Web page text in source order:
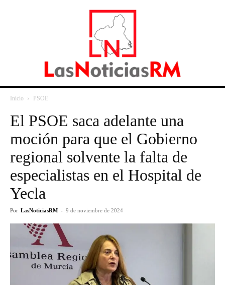
Inicio PSOE
El PSOE saca adelante una
moción para que el Gobierno
regional solvente la falta de
especialistas en el Hospital de
Yecla
Por LasNoticiasRM - 9 de noviembre de 2024